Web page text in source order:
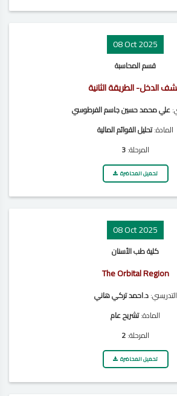
08 Oct 2025
قسم المحاسبة
الدخل- الطريقة الثانية
علي محمد حسين جاسم الفرطوسي
المادة:تحليل القوائم المالية
المرحلة:3
تحميل المحاضرة
08 Oct 2025
كلية طب الأسنان
The Orbital Region
التدريسي:د.احمد تركي هاني
المادة:تشريح عام
المرحلة:2
تحميل المحاضرة